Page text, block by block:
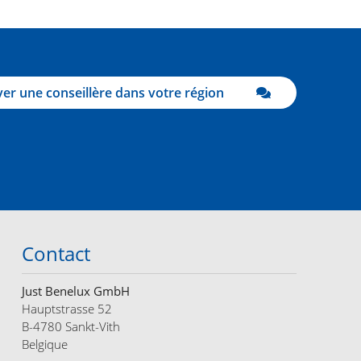
une conseillère dans votre région
Contact
Just Benelux GmbH
Hauptstrasse 52
B-4780 Sankt-Vith
Belgique